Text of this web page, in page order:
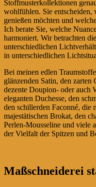
Stoffmusterkollektionen
wohlfühlen. Sie entscheiden,
genießen möchten und
Ich berate Sie, welche
harmoniert. Wir betrachten
unterschiedlichen
in unterschiedlichen
Bei meinen edlen
glänzenden Satin, den
dezente Doupion- oder auch
eleganten Duchesse, den
den schillerden Faconné, die
majestätischen Brokat, den
Perlen-Mousseline und viele
der Vielfalt der Spitzen und
Maßschneiderei